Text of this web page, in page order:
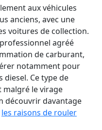
aux véhicules
anciens, avec une
voitures de collection.
agréé
de carburant,
notamment pour
Ce type de
le virage
découvrir davantage
les raisons de rouler